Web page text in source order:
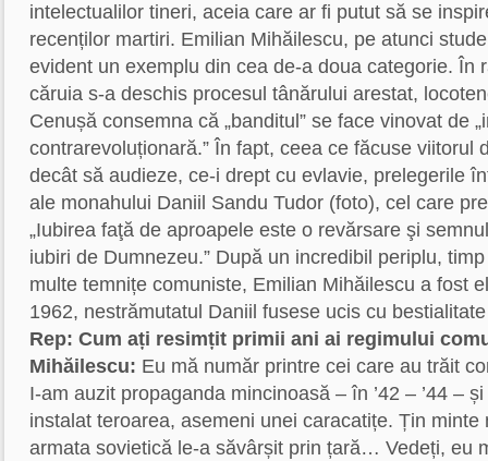
intelectualilor tineri, aceia care ar fi putut să se
recenților martiri. Emilian Mihăilescu, pe atunci
evident un exemplu din cea de-a doua categorie. În
căruia s-a deschis procesul tânărului arestat,
Cenușă consemna că „banditul” se face vinovat de
contrarevoluționară.” În fapt, ceea ce făcuse viitorul
decât să audieze, ce-i drept cu evlavie, prelegerile
ale monahului Daniil Sandu Tudor (foto), cel care
„Iubirea faţă de aproapele este o revărsare şi
iubiri de Dumnezeu.” După un incredibil periplu,
multe temnițe comuniste, Emilian Mihăilescu a fost
1962, nestrămutatul Daniil fusese ucis cu
Rep: Cum ați resimțit primii ani ai regimului
Mihăilescu: Eu mă număr printre cei care au trăit
I-am auzit propaganda mincinoasă – în ’42 – ’44 –
instalat teroarea, asemeni unei caracatițe. Țin minte
armata sovietică le-a săvârșit prin țară… Vedeți, eu